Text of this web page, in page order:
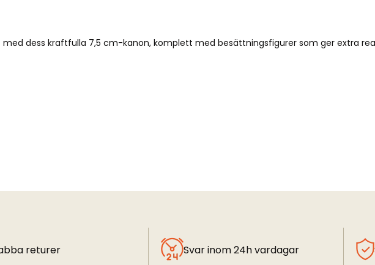
dess kraftfulla 7,5 cm-kanon, komplett med besättningsfigurer som ger extra
returer Svar inom 24h vardagar